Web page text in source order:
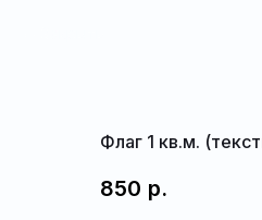
Флаг 1 кв.м.
850 р.